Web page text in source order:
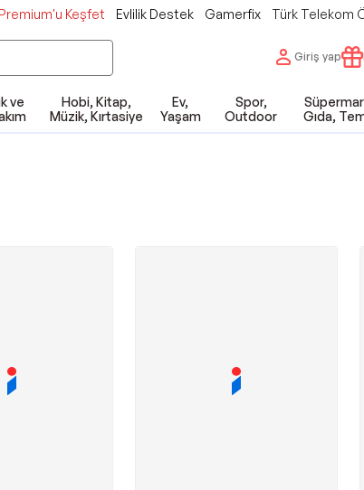
Premium'u Keşfet Evlilik Destek Gamerfix Türk Telekom
Giriş yap
ve
Hobi, Kitap,
Müzik, Kırtasiye
Ev,
Yaşam
Spor,
Outdoor
Gıda,